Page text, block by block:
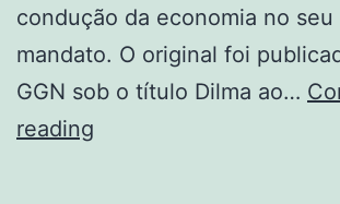
condução da economia no seu
mandato. O original foi
GGN sob o título Dilma ao…
reading